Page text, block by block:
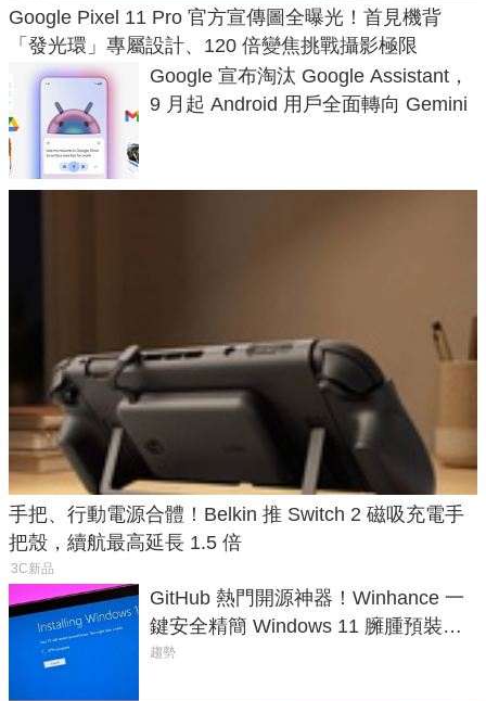
Google Pixel 11 Pro 官方宣傳圖全曝光！首見機背
「發光環」專屬設計、120 倍變焦挑戰攝影極限
Google 宣布淘汰 Google Assistant，
9 月起 Android 用戶全面轉向 Gemini
手把、行動電源合體！Belkin 推 Switch 2 磁吸充電手
把殼，續航最高延長 1.5 倍
3C新品
GitHub 熱門開源神器！Winhance 一
鍵安全精簡 Windows 11 臃腫預裝軟
體與後台追蹤
趨勢